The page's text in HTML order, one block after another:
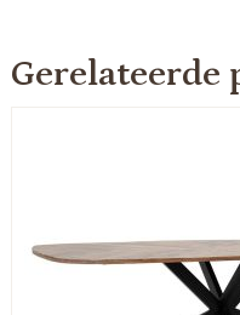
Gerelateerde